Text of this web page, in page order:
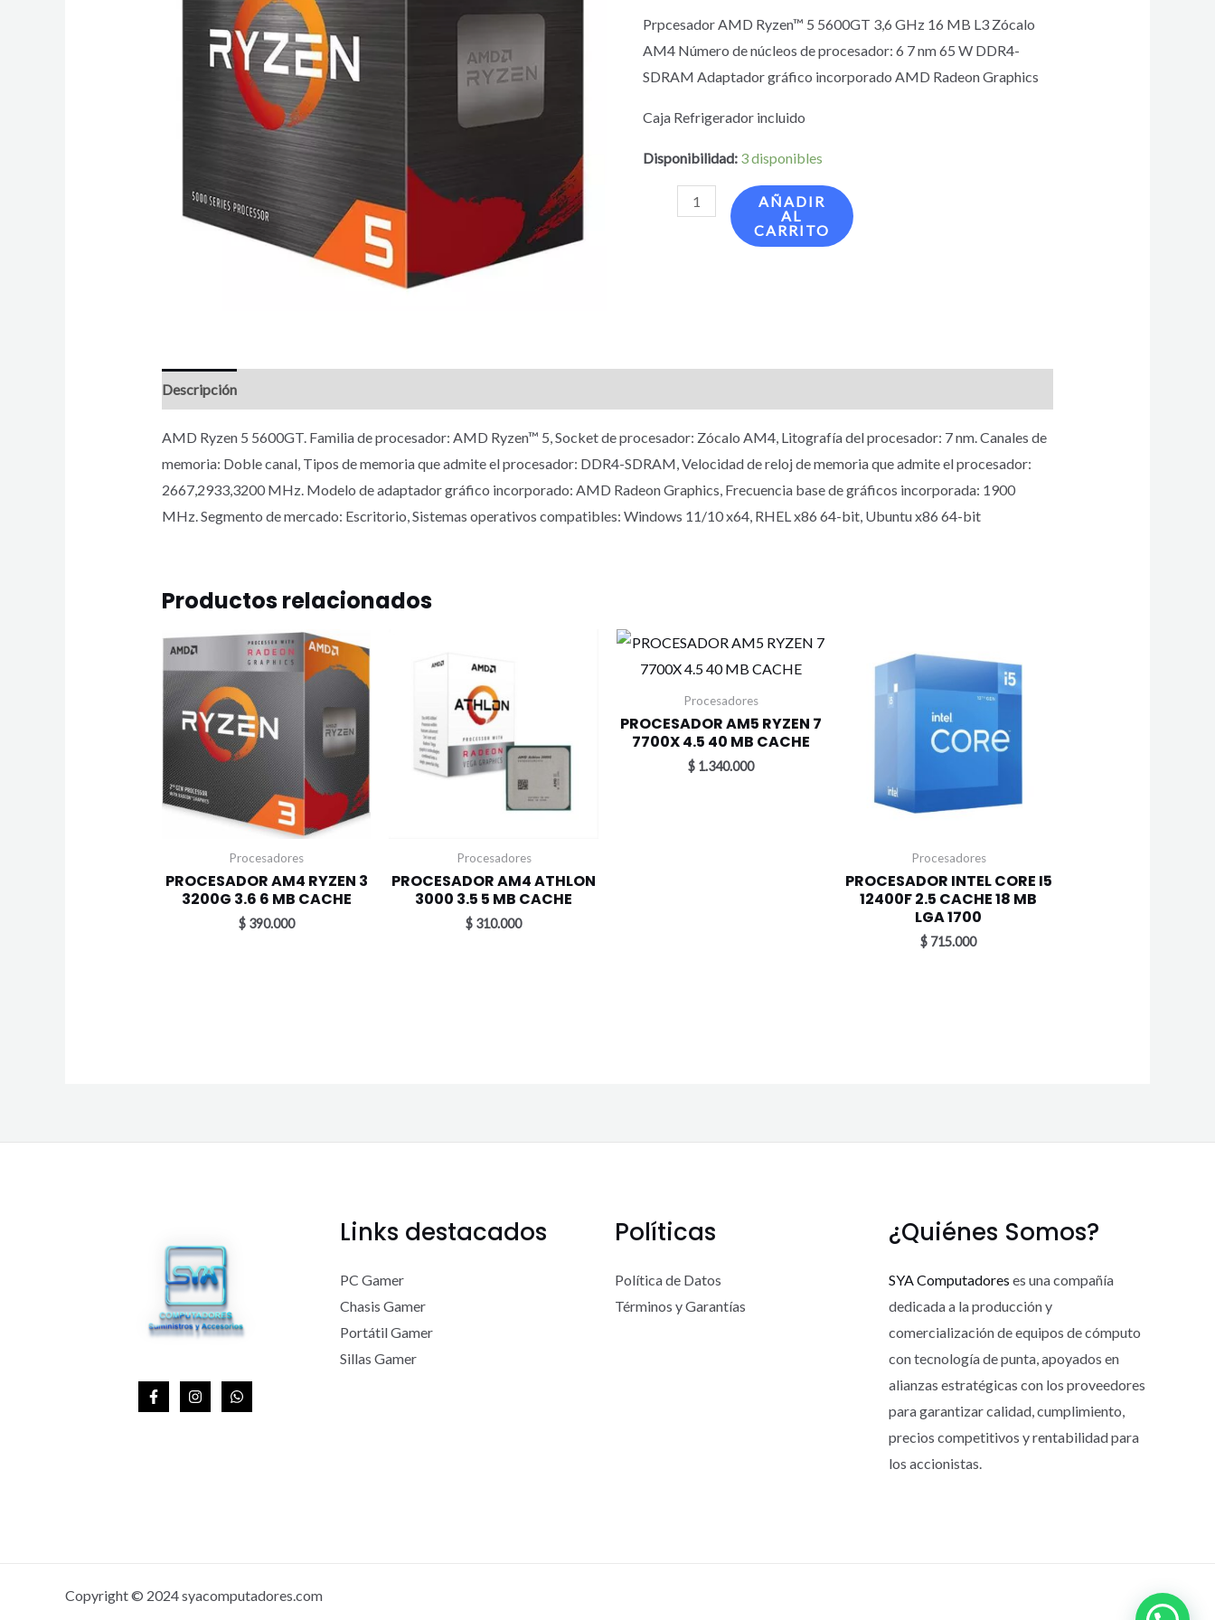
Prpcesador AMD Ryzen™ 5 5600GT 3,6 GHz 16 MB L3 Zócalo
AM4 Número de núcleos de procesador: 6 7 nm 65 W DDR4-
SDRAM Adaptador gráfico incorporado AMD Radeon Graphics
Caja Refrigerador incluido
Disponibilidad: 3 disponibles
AÑADIR
AL
CARRITO
Descripción
AMD Ryzen 5 5600GT. Familia de procesador: AMD Ryzen™ 5, Socket de procesador: Zócalo AM4, Litografía del procesador: 7 nm. Canales de
memoria: Doble canal, Tipos de memoria que admite el procesador: DDR4-SDRAM, Velocidad de reloj de memoria que admite el procesador:
2667,2933,3200 MHz. Modelo de adaptador gráfico incorporado: AMD Radeon Graphics, Frecuencia base de gráficos incorporada: 1900
MHz. Segmento de mercado: Escritorio, Sistemas operativos compatibles: Windows 11/10 x64, RHEL x86 64-bit, Ubuntu x86 64-bit
Productos relacionados
Procesadores
PROCESADOR AM4 RYZEN 3
3200G 3.6 6 MB CACHE
$390.000
Procesadores
PROCESADOR AM4 ATHLON
3000 3.5 5 MB CACHE
$ 310.000
Procesadores
PROCESADOR AM5 RYZEN 7
7700X 4.5 40 MB CACHE
$ 1.340.000
Procesadores
PROCESADOR INTEL CORE I5
12400F 2.5 CACHE 18 MB
LGA 1700
$ 715.000
Links destacados
PC Gamer
Chasis Gamer
Portátil Gamer
Sillas Gamer
Políticas
Política de Datos
Términos y Garantías
¿Quiénes Somos?
SYA Computadores es una compañía
dedicada a la producción y
comercialización de equipos de cómputo
con tecnología de punta, apoyados en
alianzas estratégicas con los proveedores
para garantizar calidad, cumplimiento,
precios competitivos y rentabilidad para
los accionistas.
Copyright © 2024 syacomputadores.com